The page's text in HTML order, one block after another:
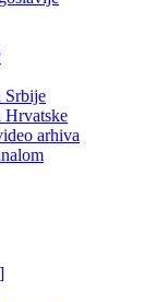
Srbije
Hrvatske
arhiva